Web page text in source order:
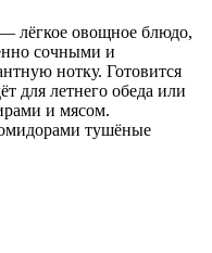
лёгкое овощное блюдо,
сочными и
нотку. Готовится
для летнего обеда или
и мясом.
тушёные